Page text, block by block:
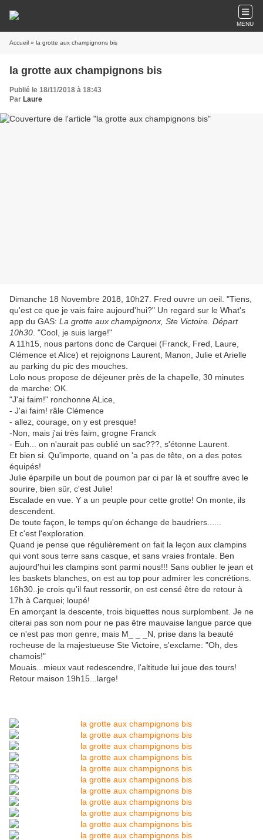
MENU
Accueil » la grotte aux champignons bis
la grotte aux champignons bis
Publié le 18/11/2018 à 18:43
Par Laure
Dimanche 18 Novembre 2018, 10h27. Fred ouvre un oeil. "Tiens,
qu'est ce que je vais faire aujourd'hui?" Un regard sur le What's
app du GAS: La grotte aux champignonx, Ste Victoire. Départ
10h30 . "Cool, je suis large!"
A 11h15, nous partons donc de Carquei (Franck, Fred, Laure,
Clémence et Alice) et rejoignons Laurent, Manon, Julie et Arielle
au parking du pic des mouches.
Lolo nous propose de déjeuner près de la chapelle, 30 minutes
de marche: OK.
"J'ai faim!" ronchonne ALice,
- J'ai faim! râle Clémence
- allez, courage, on y est presque!
-Non, mais j'ai très faim, grogne Franck
- Euh... on n'aurait pas oublié un sac???, s'étonne Laurent.
Et bien si. Qu'importe, quand on 'a pas de tête, on a des potes
équipés!
Julie éparpille un bout de poumon par ci par là et souffre avec le
sourire, bien sûr, c'est Julie!
Escalade en vue. Y a un peuple pour cette grotte! On monte, ils
descendent.
De toute façon, le temps qu'on échange de baudriers......
Et c'est l'exploration.
Quand je pense que régulièrement on fait la leçon aux clampins
qui vont sous terre sans casque, et sans vraies frontale. Ben
aujourd'hui les clampins sont parmi nous!!! Sans oublier le jean et
les baskets blanches, on est au top pour admirer les concrétions.
16h30..je crois qu'il faut ressortir, on est censé être de retour à
17h à Carquei; loupé!
En amorçant la descente, trois biquettes nous surplombent. Je ne
citerai pas son nom pour ne pas être mauvaise langue parce que
ce n'est pas mon genre, mais M_ _ _N, prise dans la beauté
rocheuse de la majestueuse Ste Victoire, s'exclame: "Oh, des
chamois!"
Mouais...mieux vaut redescendre, l'altitude lui joue des tours!
Retour maison 19h15...large!